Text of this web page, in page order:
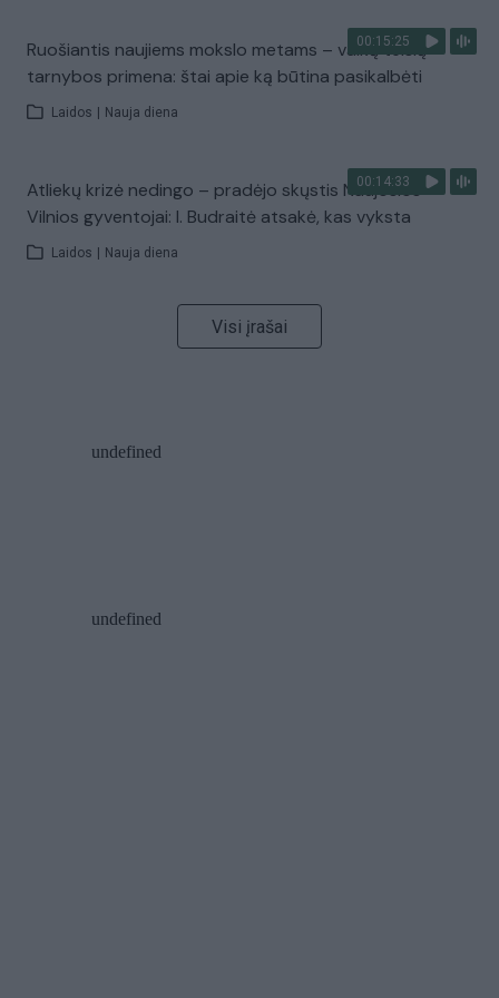
00:15:25
Ruošiantis naujiems mokslo metams – vaikų teisių
tarnybos primena: štai apie ką būtina pasikalbėti
Laidos Nauja diena
00:14:33
Atliekų krizė nedingo – pradėjo skųstis Naujosios
Vilnios gyventojai: I. Budraitė atsakė, kas vyksta
Laidos Nauja diena
Visi įrašai